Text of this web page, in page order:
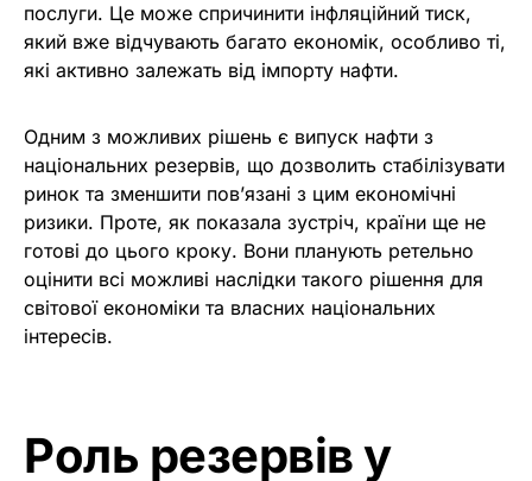
послуги. Це може спричинити інфляційний тиск,
який вже відчувають багато економік, особливо ті,
які активно залежать від імпорту нафти.
Одним з можливих рішень є випуск нафти з
національних резервів, що дозволить стабілізувати
ринок та зменшити пов’язані з цим економічні
ризики. Проте, як показала зустріч, країни ще не
готові до цього кроку. Вони планують ретельно
оцінити всі можливі наслідки такого рішення для
світової економіки та власних національних
інтересів.
Роль резервів у